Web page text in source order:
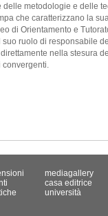
metodologie e delle
che caratterizzano la
di Orientamento e
suo ruolo di responsabile
nella stesura
convergenti.
mediagallery
casa editrice
università